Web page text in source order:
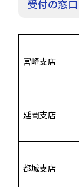
受付の窓口
宮崎支店
延岡支店
都城支店